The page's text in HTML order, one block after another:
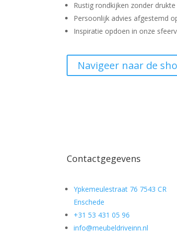
Rustig rondkijken zonder
Persoonlijk advies afgestemd
Inspiratie opdoen in onze
Navigeer naar de
Contactgegevens
Ypkemeulestraat 76 7543 CR
Enschede
+31 53 431 05 96
info@meubeldriveinn.nl